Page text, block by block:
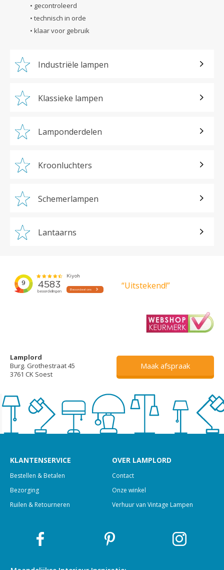
• gecontroleerd
• technisch in orde
• klaar voor gebruik
Industriële lampen
Klassieke lampen
Lamponderdelen
Kroonluchters
Schemerlampen
Lantaarns
“Uitstekend!”
Lamplord
Burg. Grothestraat 45
3761 CK Soest
Maak afspraak
KLANTENSERVICE
Bestellen & Betalen
Bezorging
Ruilen & Retourneren
OVER LAMPLORD
Contact
Onze winkel
Verhuur van Vintage Lampen